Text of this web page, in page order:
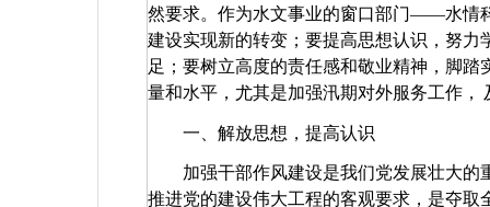
然要求。作为水文事业的窗口部门——水情
建设实现新的转变；要提高思想认识，努
足；要树立高度的责任感和敬业精神，脚
量和水平，尤其是加强汛期对外服务工作，
一、解放思想，提高认识
加强干部作风建设是我们党发展壮大
推进党的建设伟大工程的客观要求，是夺